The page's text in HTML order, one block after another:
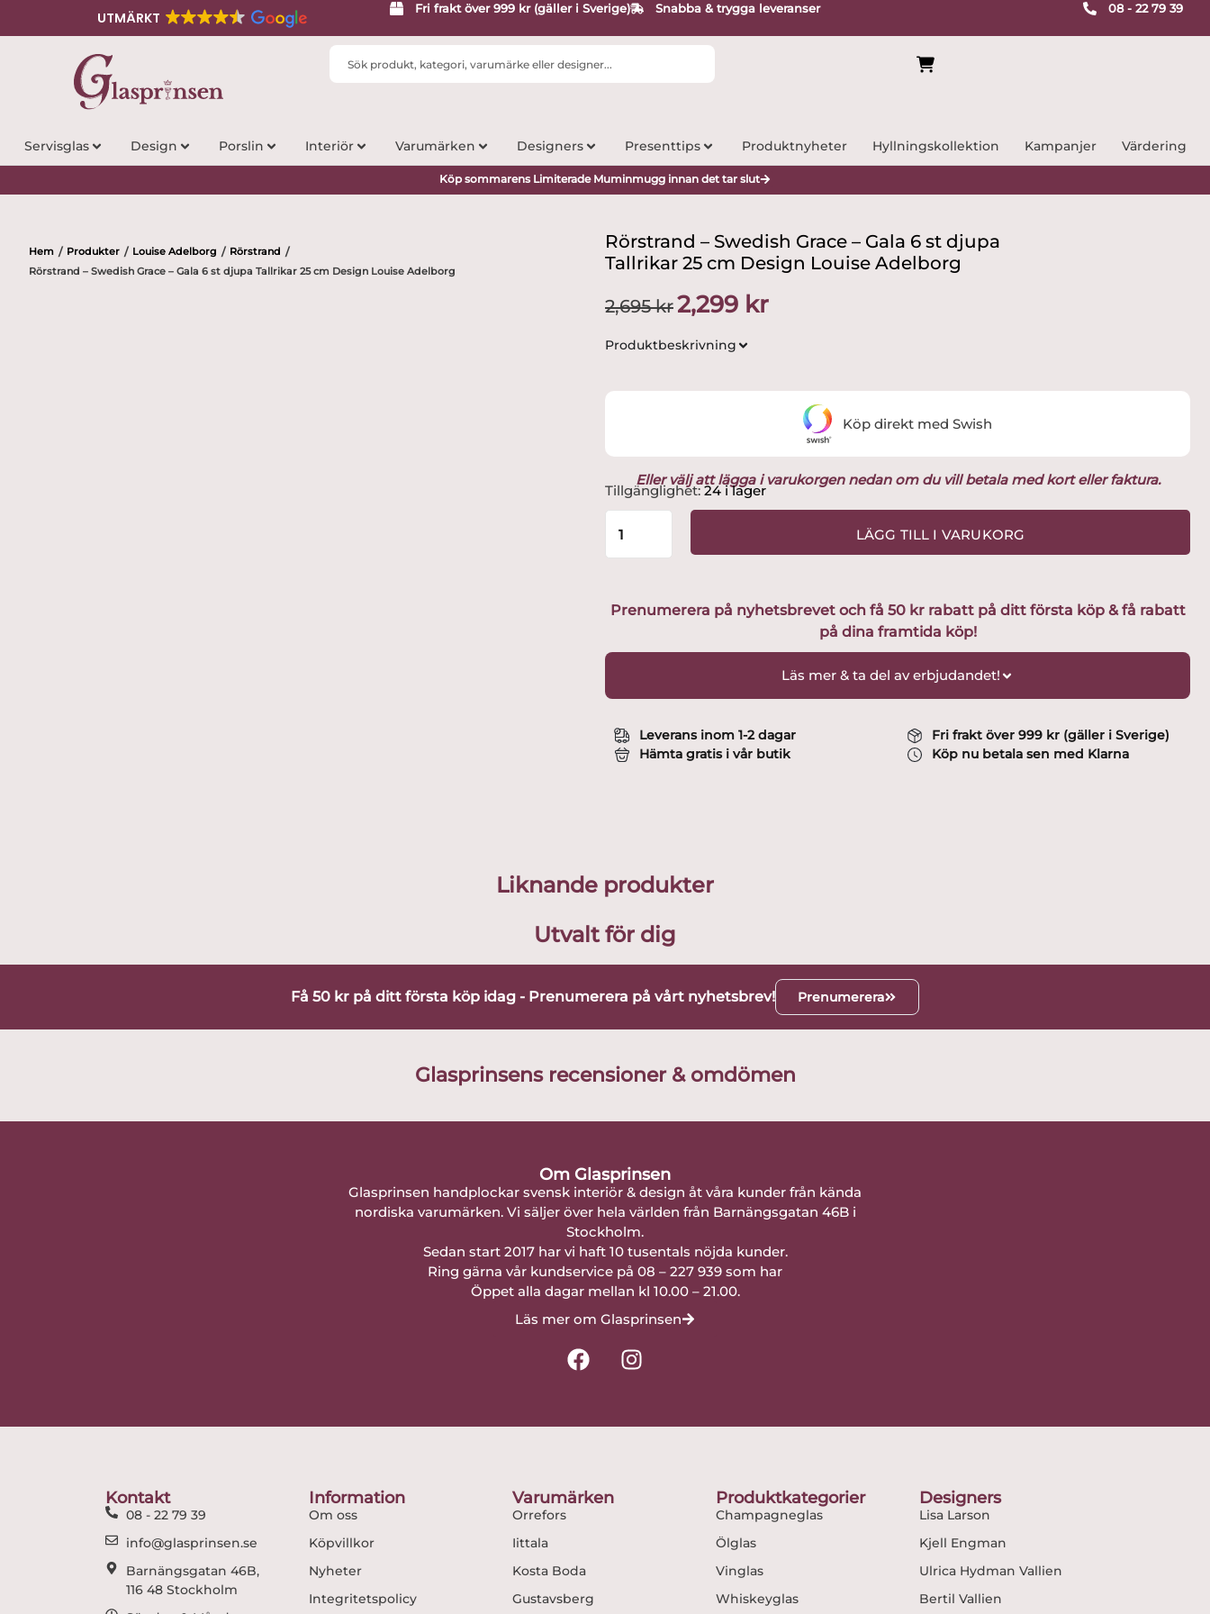
UTMÄRKT
Fri frakt över 999 kr (gäller i Sverige) Snabba & trygga leveranser 08 - 22 79 39
Search
Servisglas Design Porslin Interiör Varumärken Designers Presenttips Produktnyheter Hyllningskollektion Kampanjer Värdering
Köp sommarens Limiterade Muminmugg innan det tar slut
Hem / Produkter / Louise Adelborg / Rörstrand /
Rörstrand – Swedish Grace – Gala 6 st djupa Tallrikar 25 cm Design Louise Adelborg
Rörstrand – Swedish Grace – Gala 6 st djupa
Tallrikar 25 cm Design Louise Adelborg
2,695kr Det
ursprungliga
priset
2,299 krDet
Produktbeskrivning
Eller välj att lägga i varukorgen nedan om du vill betala med kort eller faktura.
Tillgänglighet: 24 i lager
Rörstrand
-
Swedish
6
djupa
Design
Louise
Adelborg
LÄGG TILL I VARUKORG
Köp direkt med Swish
Prenumerera på nyhetsbrevet och få 50 kr rabatt på ditt första köp & få rabatt
på dina framtida köp!
Läs mer & ta del av erbjudandet!
Leverans inom 1-2 dagar
Hämta gratis i vår butik
Fri frakt över 999 kr (gäller i Sverige)
Köp nu betala sen med Klarna
Liknande produkter
Utvalt för dig
Få 50 kr på ditt första köp idag - Prenumerera på vårt nyhetsbrev! Prenumerera
Glasprinsens recensioner & omdömen
Om Glasprinsen
Glasprinsen handplockar svensk interiör & design åt våra kunder från kända
nordiska varumärken. Vi säljer över hela världen från Barnängsgatan 46B i
Stockholm.
Sedan start 2017 har vi haft 10 tusentals nöjda kunder.
Ring gärna vår kundservice på 08 – 227 939 som har
Öppet alla dagar mellan kl 10.00 – 21.00.
Läs mer om Glasprinsen
F
a
k
I
n
Kontakt
08 - 22 79 39
info@glasprinsen.se
Barnängsgatan 46B,
116 48 Stockholm
Information
Om oss
Köpvillkor
Nyheter
Integritetspolicy
Varumärken
Orrefors
Iittala
Kosta Boda
Gustavsberg
Produktkategorier
Champagneglas
Ölglas
Vinglas
Whiskeyglas
Designers
Lisa Larson
Kjell Engman
Ulrica Hydman Vallien
Bertil Vallien